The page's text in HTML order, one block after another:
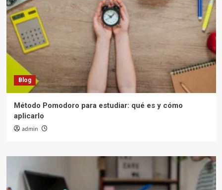
Blog
Método Pomodoro para estudiar: qué es y cómo
aplicarlo
admin